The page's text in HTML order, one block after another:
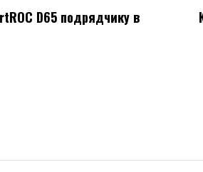
D65 подрядчику в